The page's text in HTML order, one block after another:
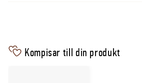
Kompisar till din produkt